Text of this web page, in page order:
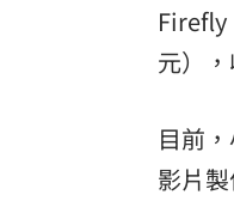
Firefly
元）
目前
影片